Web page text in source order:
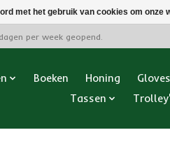
per week geopend.
Boeken Honing Gloves
Tassen
met het gebruik van cookies om onze